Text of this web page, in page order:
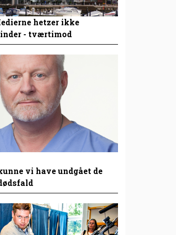
hetzer ikke
- tværtimod
vi have undgået de